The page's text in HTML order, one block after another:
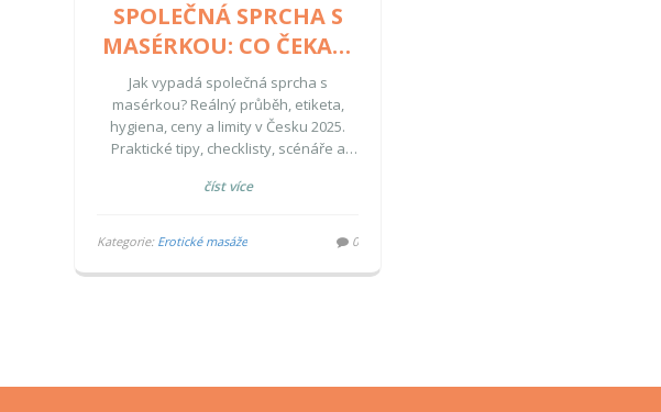
SPOLEČNÁ SPRCHA S
MASÉRKOU: CO ČEKAT,
ETIKETA A HYGIENA
(2025)
Jak vypadá společná sprcha s
masérkou? Reálný průběh, etiketa,
hygiena, ceny a limity v Česku 2025.
Praktické tipy, checklisty, scénáře a
číst více
Kategorie: Erotické masáže 0